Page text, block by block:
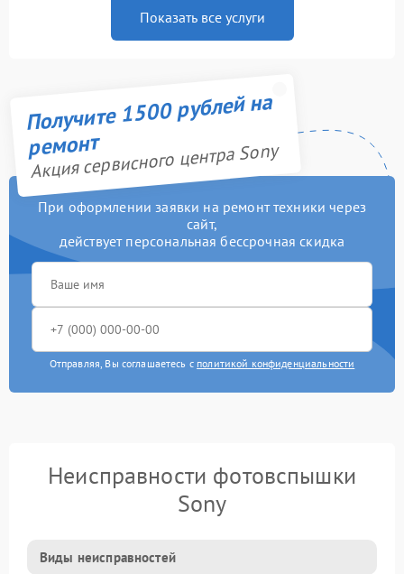
Показать все услуги
Получите 1500 рублей на
ремонт
Акция сервисного центра Sony
При оформлении заявки на ремонт техники через
сайт,
действует персональная бессрочная скидка
Отправляя, Вы соглашаетесь с политикой конфиденциальности
Неисправности фотовспышки
Sony
Виды неисправностей